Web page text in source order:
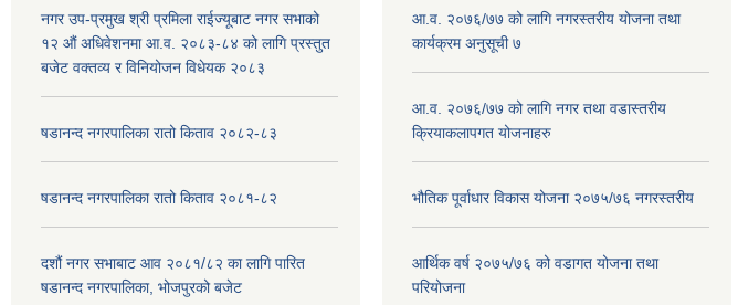
नगर उप-प्रमुख श्री प्रमिला राईज्यूबाट नगर सभाको
१२ ‍औं अधिवेशनमा आ.व. २०८३-८४ को लागि प्रस्तुत
बजेट वक्तव्य र विनियोजन विधेयक २०८३
षडानन्द नगरपालिका रातो किताव २०८२-८३
षडानन्द नगरपालिका रातो किताव २०८१-८२
दशौं नगर सभाबाट आव २०८१/८२ का लागि पारित
षडानन्द नगरपालिका, भोजपुरको बजेट
आ.व. २०७६/७७ को लागि नगरस्तरीय योजना तथा
कार्यक्रम अनुसूची ७
आ.व. २०७६/७७ को लागि नगर तथा वडास्तरीय
क्रियाकलापगत योजनाहरु
भौतिक पूर्वाधार विकास योजना २०७५/७६ नगरस्तरीय
आर्थिक वर्ष २०७५/७६ को वडागत योजना तथा
परियोजना